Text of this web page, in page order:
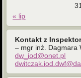
« lip
Kontakt z
– mgr inż. Dagmara
dw_iod@onet.pl